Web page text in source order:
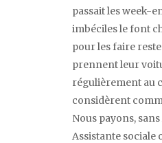
passait les week-
imbéciles le font
pour les faire
prennent leur
régulièrement au
considèrent
Nous payons, sans
Assistante sociale